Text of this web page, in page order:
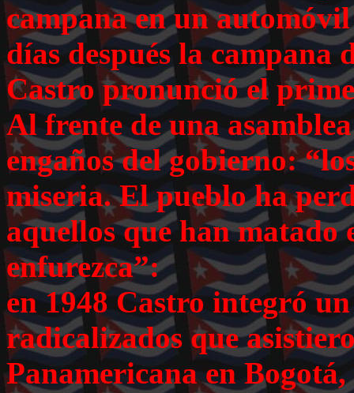
campana en un
días después la campana
Castro pronunció el
Al frente de una
engaños del gobierno:
miseria. El pueblo ha
aquellos que han matado
enfurezca”:
en 1948 Castro integró
radicalizados que
Panamericana en